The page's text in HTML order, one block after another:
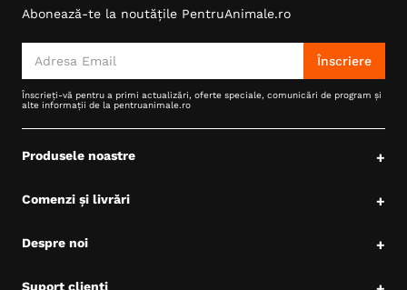
Abonează-te la noutățile PentruAnimale.ro
Înscriere
Înscrieți-vă pentru a primi actualizări, oferte speciale, comunicări de program și
alte informații de la pentruanimale.ro
Produsele noastre +
Comenzi și livrări +
Despre noi +
Suport clienți